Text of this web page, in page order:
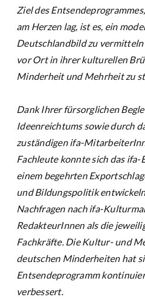
Ziel des
am Herzen lag, ist es, ein
Deutschlandbild zu
vor Ort in ihrer kulturellen
Minderheit und Mehrheit zu
Dank Ihrer fürsorglichen
Ideenreichtums sowie durch
zuständigen ifa-
Fachleute konnte sich das ifa-
einem begehrten
und Bildungspolitik
Nachfragen nach ifa-
RedakteurInnen als die
Fachkräfte. Die Kultur- und
deutschen Minderheiten hat
Entsendeprogramm
verbessert.